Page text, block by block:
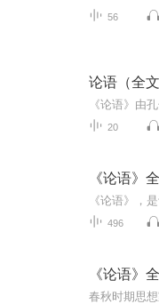
56
论语（全文
20
《论语》
496
《论语》